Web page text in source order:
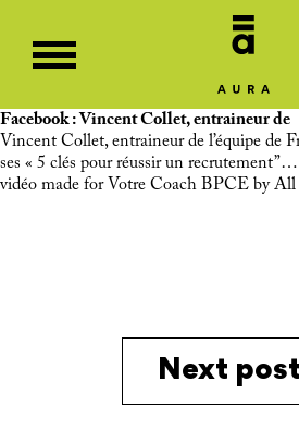
Facebook : Vincent Collet, entraineur de
Vincent Collet, entraineur de l’équipe de
ses « 5 clés pour réussir un
vidéo made for Votre Coach BPCE by
Next post